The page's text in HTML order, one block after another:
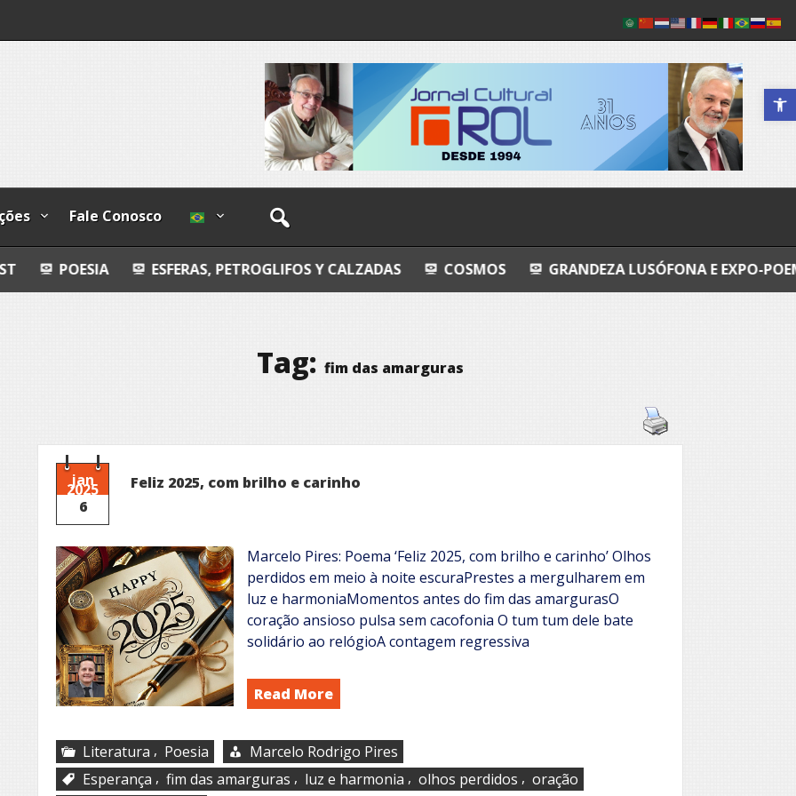
Abrir a
Fale Conosco
ESFERAS, PETROGLIFOS Y CALZADAS COSMOS GRANDEZA LUSÓFONA E EXPO-POEMAS
Tag: fim das amarguras
jan
2025
6
Feliz 2025, com brilho e carinho
Marcelo Pires: Poema ‘Feliz 2025, com brilho e carinho’ Olhos
perdidos em meio à noite escuraPrestes a mergulharem em
luz e harmoniaMomentos antes do fim das amargurasO
coração ansioso pulsa sem cacofonia O tum tum dele bate
solidário ao relógioA contagem regressiva
Read More
Literatura , Poesia
Marcelo Rodrigo Pires
Esperança , fim das amarguras , luz e harmonia , olhos perdidos , oração